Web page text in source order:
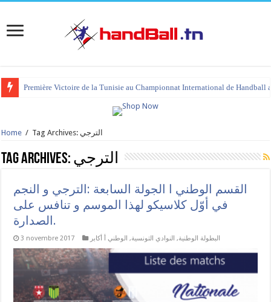
Première Victoire de la Tunisie au Championnat International de Handball
tournoi international Hammamet 2023 : programme et liste des joueurs
Home / Tag Archives: الترجي
Tag Archives: الترجي
القسم الوطني ا الجولة السابعة :الترجي و النجم
في أوّل كلاسيكو لهذا الموسم و تنافس على
الصدارة.
3 novembre 2017 البطولة الوطنية, النوادي التونسية, الوطني أ أكابر